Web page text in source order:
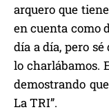
arquero que
en cuenta como
día a día, pero
lo charlábamos.
demostrando
La TRI”.